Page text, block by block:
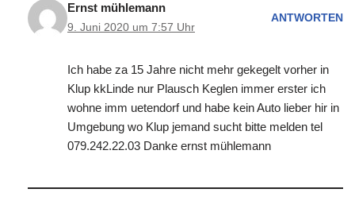
Ernst mühlemann
9. Juni 2020 um 7:57 Uhr
ANTWORTEN
Ich habe za 15 Jahre nicht mehr gekegelt vorher in
Klup kkLinde nur Plausch Keglen immer erster ich
wohne imm uetendorf und habe kein Auto lieber hir in
Umgebung wo Klup jemand sucht bitte melden tel
079.242.22.03 Danke ernst mühlemann